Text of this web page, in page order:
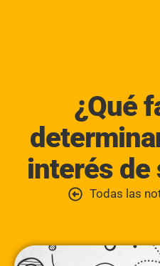
¿Qué
interés de
Todas las